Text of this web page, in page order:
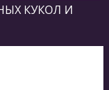
КУКОЛ И